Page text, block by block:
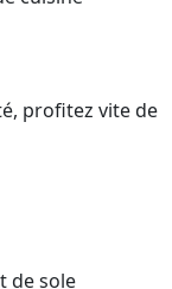
profitez vite de
de sole